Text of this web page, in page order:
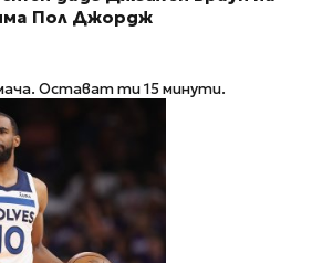
Пол Джордж
мача. Остават ти 15 минути.